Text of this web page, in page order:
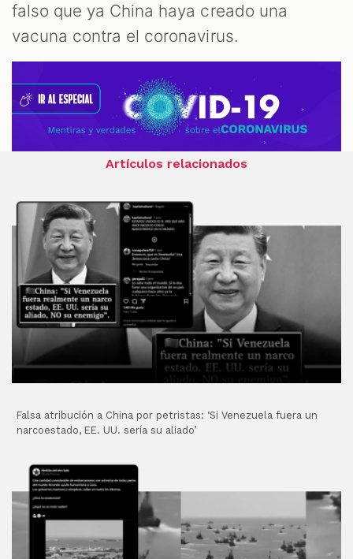
falso que ya China haya creado una
vacuna contra el coronavirus.
Artículos relacionados
Falsa atribución a China por petristas: ‘Si Venezuela fuera un
narcoestado, EE. UU. sería su aliado’